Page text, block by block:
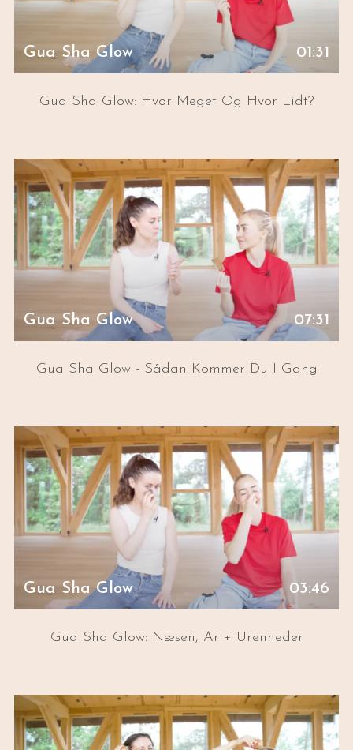
Gua Sha Glow 01:31
Gua Sha Glow: Hvor Meget Og Hvor Lidt?
Gua Sha Glow 07:31
Gua Sha Glow - Sådan Kommer Du I Gang
Gua Sha Glow 03:46
Gua Sha Glow: Næsen, Ar + Urenheder